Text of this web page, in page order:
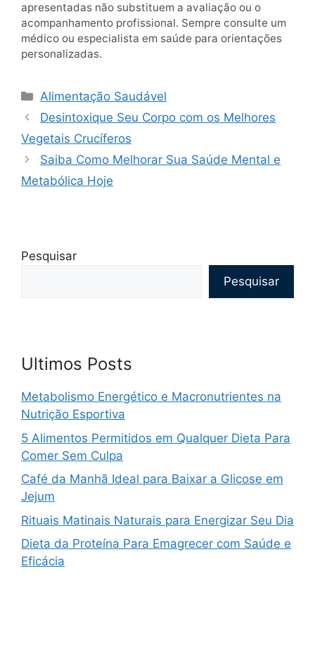
apresentadas não substituem a avaliação ou o
acompanhamento profissional. Sempre consulte um
médico ou especialista em saúde para orientações
personalizadas.
Categorias
Alimentação Saudável
Desintoxique Seu Corpo com os Melhores
Vegetais Crucíferos
Saiba Como Melhorar Sua Saúde Mental e
Metabólica Hoje
Pesquisar
Pesquisar
Ultimos Posts
Metabolismo Energético e Macronutrientes na
Nutrição Esportiva
5 Alimentos Permitidos em Qualquer Dieta Para
Comer Sem Culpa
Café da Manhã Ideal para Baixar a Glicose em
Jejum
Rituais Matinais Naturais para Energizar Seu Dia
Dieta da Proteína Para Emagrecer com Saúde e
Eficácia